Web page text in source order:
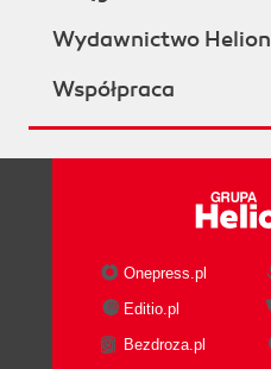
Wydawnictwo Helion
Współpraca
Onepress.pl
Editio.pl
Bezdroza.pl